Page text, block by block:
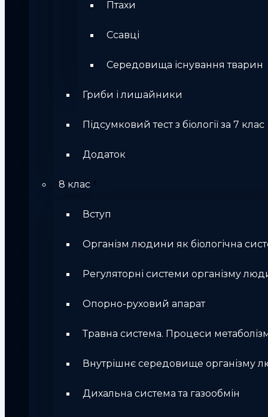
Птахи
Ссавці
Середовища існування тварин
Гриби і лишайники
Підсумковий тест з біології за 7 клас
Додаток
8 клас
Вступ
Організм людини як біологічна
Регуляторні системи організму
Опорно-руховий апарат
Травна система. Процеси
Внутрішнє середовище організму
Дихальна система та газообмін